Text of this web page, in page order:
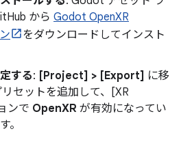
から Godot OpenXR
をダウンロードしてインスト
する: [Project] > [Export] に移
リセットを追加して、[XR
ンで OpenXR が有効になってい
。